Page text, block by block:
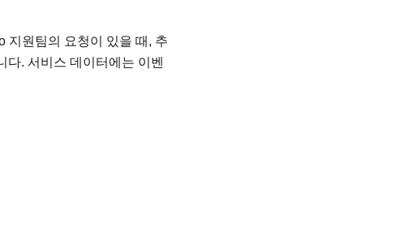
지원팀의 요청이 있을 때, 추
. 서비스 데이터에는 이벤